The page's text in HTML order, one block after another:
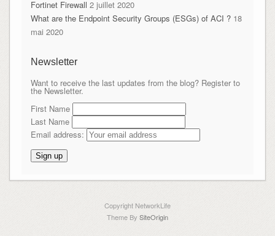
Fortinet Firewall 2 juillet 2020
What are the Endpoint Security Groups (ESGs) of ACI ? 18
mai 2020
Newsletter
Want to receive the last updates from the blog? Register to
the Newsletter.
First Name
Last Name
Email address:
Copyright NetworkLife
Theme By SiteOrigin